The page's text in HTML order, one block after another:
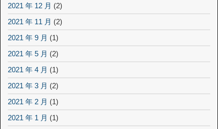
2021 年 12 月 (2)
2021 年 11 月 (2)
2021 年 9 月 (1)
2021 年 5 月 (2)
2021 年 4 月 (1)
2021 年 3 月 (2)
2021 年 2 月 (1)
2021 年 1 月 (1)